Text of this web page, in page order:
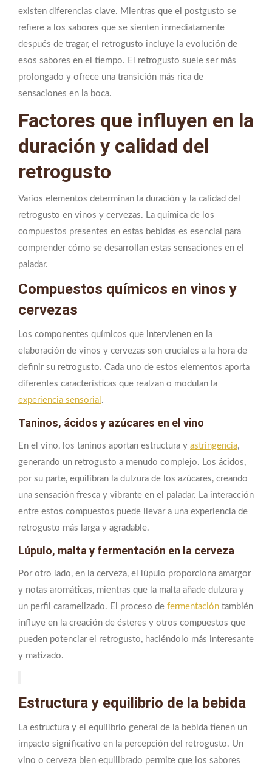
existen diferencias clave. Mientras que el postgusto se
refiere a los sabores que se sienten inmediatamente
después de tragar, el retrogusto incluye la evolución de
esos sabores en el tiempo. El retrogusto suele ser más
prolongado y ofrece una transición más rica de
sensaciones en la boca.
Factores que influyen en la
duración y calidad del
retrogusto
Varios elementos determinan la duración y la calidad del
retrogusto en vinos y cervezas. La química de los
compuestos presentes en estas bebidas es esencial para
comprender cómo se desarrollan estas sensaciones en el
paladar.
Compuestos químicos en vinos y
cervezas
Los componentes químicos que intervienen en la
elaboración de vinos y cervezas son cruciales a la hora de
definir su retrogusto. Cada uno de estos elementos aporta
diferentes características que realzan o modulan la
experiencia sensorial .
Taninos, ácidos y azúcares en el vino
En el vino, los taninos aportan estructura y astringencia,
generando un retrogusto a menudo complejo. Los ácidos,
por su parte, equilibran la dulzura de los azúcares, creando
una sensación fresca y vibrante en el paladar. La interacción
entre estos compuestos puede llevar a una experiencia de
retrogusto más larga y agradable.
Lúpulo, malta y fermentación en la cerveza
Por otro lado, en la cerveza, el lúpulo proporciona amargor
y notas aromáticas, mientras que la malta añade dulzura y
un perfil caramelizado. El proceso de fermentación también
influye en la creación de ésteres y otros compuestos que
pueden potenciar el retrogusto, haciéndolo más interesante
y matizado.
Estructura y equilibrio de la bebida
La estructura y el equilibrio general de la bebida tienen un
impacto significativo en la percepción del retrogusto. Un
vino o cerveza bien equilibrado permite que los sabores